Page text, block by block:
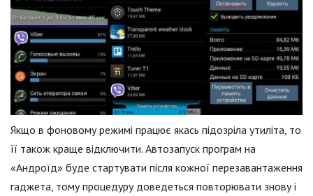
Якщо в фоновому режимі працює якась підозріла утиліта, то
її також краще відключити. Автозапуск програм на
«Андроїд» буде стартувати після кожної перезавантаження
гаджета, тому процедуру доведеться повторювати знову і